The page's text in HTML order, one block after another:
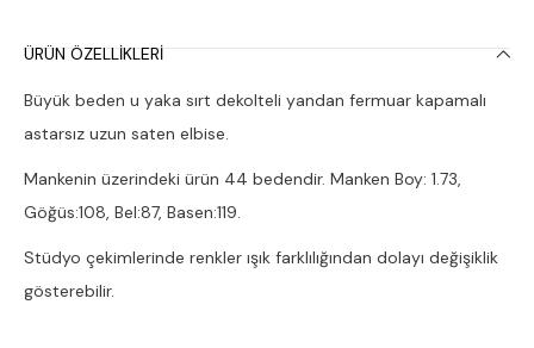
ÜRÜN ÖZELLIKLERI
Büyük beden u yaka sırt dekolteli yandan fermuar kapamalı
astarsız uzun saten elbise.
Mankenin üzerindeki ürün 44 bedendir. Manken Boy: 1.73,
Göğüs:108, Bel:87, Basen:119.
Stüdyo çekimlerinde renkler ışık farklılığından dolayı değişiklik
gösterebilir.